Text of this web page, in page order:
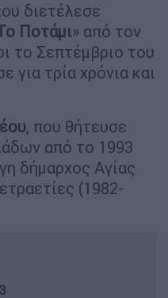
διετέλεσε
Ποτάμι» από τον
το Σεπτέμβριο του
για τρία χρόνια και
, που θήτευσε
από το 1993
δήμαρχος Αγίας
(1982-